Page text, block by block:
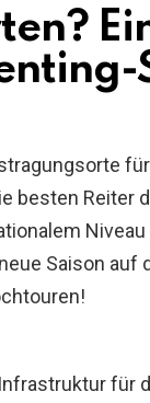
für
besten Reiter
Niveau
Saison auf
für